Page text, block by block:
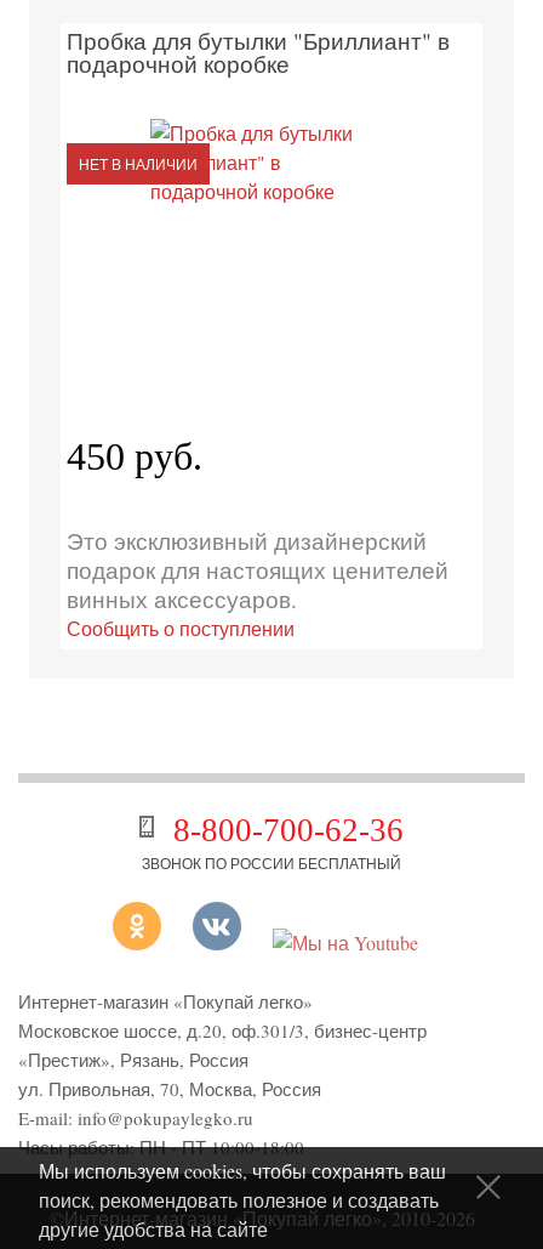
Пробка для бутылки "Бриллиант" в
подарочной коробке
НЕТ В НАЛИЧИИ
450 руб.
Это эксклюзивный дизайнерский
подарок для настоящих ценителей
винных аксессуаров.
Сообщить о поступлении
8-800-700-62-36
ЗВОНОК ПО РОССИИ БЕСПЛАТНЫЙ
Интернет-магазин «Покупай легко»
Московское шоссе, д.20, оф.301/3, бизнес-центр
«Престиж», Рязань, Россия
ул. Привольная, 70, Москва, Россия
E-mail: info@pokupaylegko.ru
Часы работы:ПН - ПТ 10:00-18:00
©Интернет-магазин «Покупай легко», 2010-2026
Мы используем cookies, чтобы сохранять ваш
поиск, рекомендовать полезное и создавать
другие удобства на сайте